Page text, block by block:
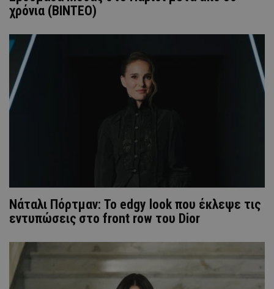
χρόνια (BINTEO)
Νάταλι Πόρτμαν: Το edgy look που έκλεψε τις
εντυπώσεις στο front row του Dior